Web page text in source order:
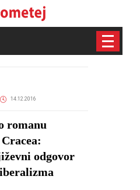
14.12.2016
romanu
odgovor